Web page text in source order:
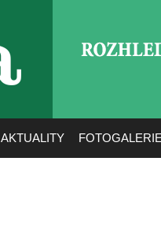
AKTUALITY